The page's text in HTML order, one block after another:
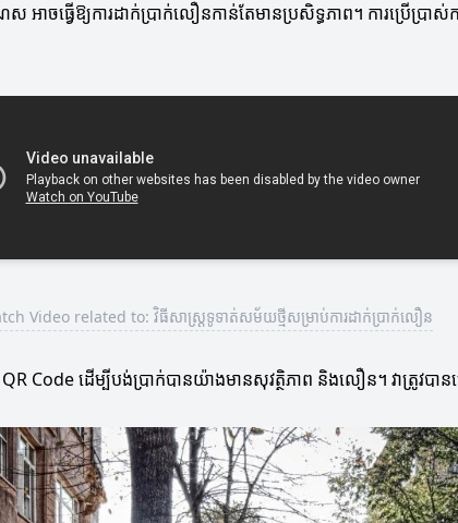
អាចធ្វើឱ្យការដាក់ប្រាក់លឿនកាន់តែមានប្រសិទ្ធភាព។ ការប្រើប្រ
Video related to: វិធីសាស្ត្រទូទាត់សម័យថ្មីសម្រាប់ការដាក់ប្រាក់លឿន
Code ដើម្បីបង់ប្រាក់បានយ៉ាងមានសុវត្ថិភាព និងលឿន។ វាត្រូវប